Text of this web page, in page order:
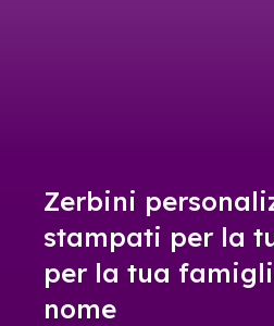
Zerbini
stampati per la
per la tua
nome